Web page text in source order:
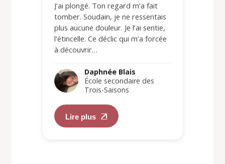
J’ai plongé. Ton regard m’a fait
tomber. Soudain, je ne ressentais
plus aucune douleur. Je l’ai sentie,
l’étincelle. Ce déclic qui m’a forcée
à découvrir…
Daphnée Blais
École secondaire des
Trois-Saisons
Lire plus